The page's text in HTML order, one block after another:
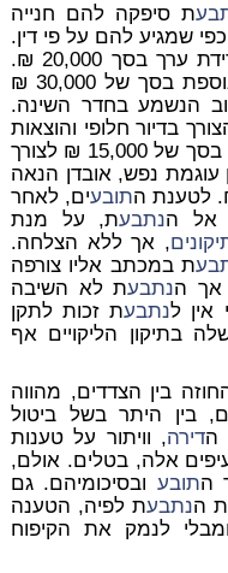
ת סיפקה להם חנייה
שמגיע להם על פי דין.
ים לירידת ערך בסך 20,000 ₪.
ים לירידת ערך נוספת בסך של 30,000 ₪
הנשמע בחדר השינה.
בדיור חלופי והוצאות
לתקופה של חודשיים בסך של 15,000 ₪ לצורך
עוגמת נפש, אובדן הנאה
תובעים, לאחר
אל הנתבעת, על מנת
, אך ללא הצלחה.
ת במכתב אליו צורפה
אך הנתבעת לא השיבה
אין לנתבעת זכות לתקן
בתיקון הליקויים אף
בין הצדדים, מהווה
בין היתר בשל ביטול
הדירה, וויתור על טענות
אלה, בטלים. אולם,
התובע ובסיכומיהם. גם
הנתבעת לפיה, הטענה
לנמק את הקיפוח